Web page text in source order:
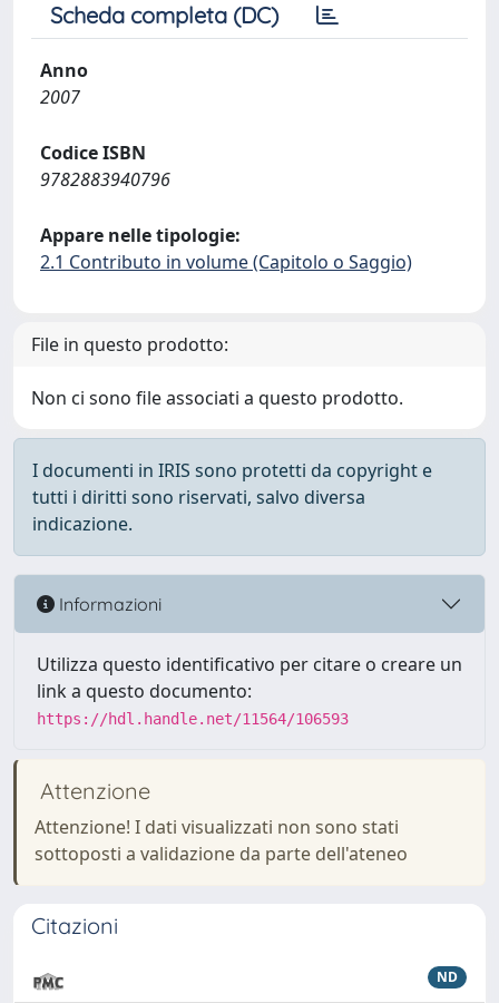
Scheda completa (DC)
Anno
2007
Codice ISBN
9782883940796
Appare nelle tipologie:
2.1 Contributo in volume (Capitolo o Saggio)
File in questo prodotto:
Non ci sono file associati a questo prodotto.
I documenti in IRIS sono protetti da copyright e
tutti i diritti sono riservati, salvo diversa
indicazione.
Informazioni
Utilizza questo identificativo per citare o creare un
link a questo documento:
https://hdl.handle.net/11564/106593
Attenzione
Attenzione! I dati visualizzati non sono stati
sottoposti a validazione da parte dell'ateneo
Citazioni
ND